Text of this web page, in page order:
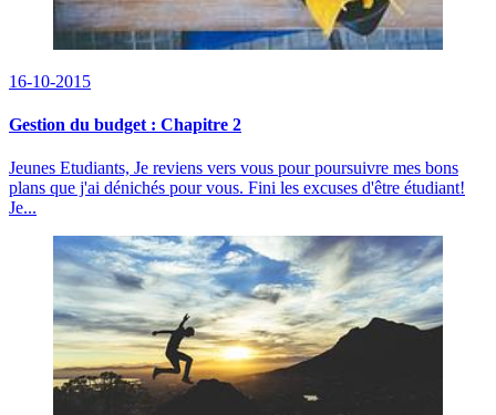
16-10-2015
Gestion du budget : Chapitre 2
Jeunes Etudiants, Je reviens vers vous pour poursuivre mes bons
plans que j'ai dénichés pour vous. Fini les excuses d'être étudiant!
Je...